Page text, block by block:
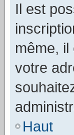
Il est
même, il
votre
Haut